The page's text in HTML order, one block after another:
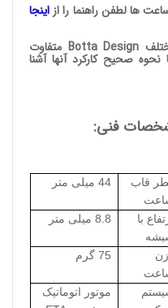
ها لطفن راهنما را از اینجا
تنظیم ساعت های در مدل های مختلف Botta Design متفاوت
صحیح کارکرد آنها آشنا
فنی:
قاب
44 میلی متر
با
8.8 میلی متر
75 گرم
موتور اتوماتیک